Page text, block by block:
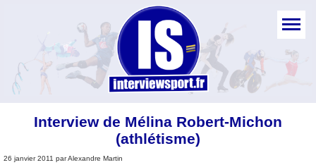
Interview de Mélina Robert-Michon
(athlétisme)
26 janvier 2011 par Alexandre Martin